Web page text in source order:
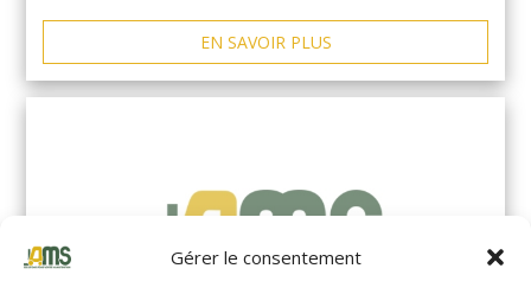
Gérer le consentement
EN SAVOIR PLUS